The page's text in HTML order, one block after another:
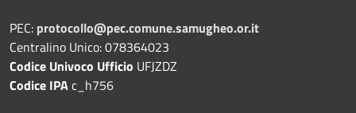
PEC: protocollo@pec.comune.samugheo.or.it
Centralino Unico: 078364023
Codice Univoco Ufficio UFJZDZ
Codice IPAc_h756